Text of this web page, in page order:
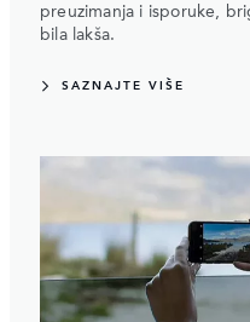
preuzimanja i isporuke,
bila lakša.
SAZNAJTE VIŠE